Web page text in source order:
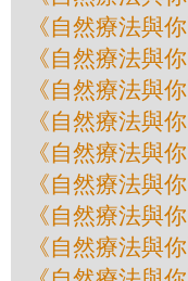
《自然療法與
《自然療法與
《自然療法與
《自然療法與
《自然療法與
《自然療法與
《自然療法與
《自然療法與